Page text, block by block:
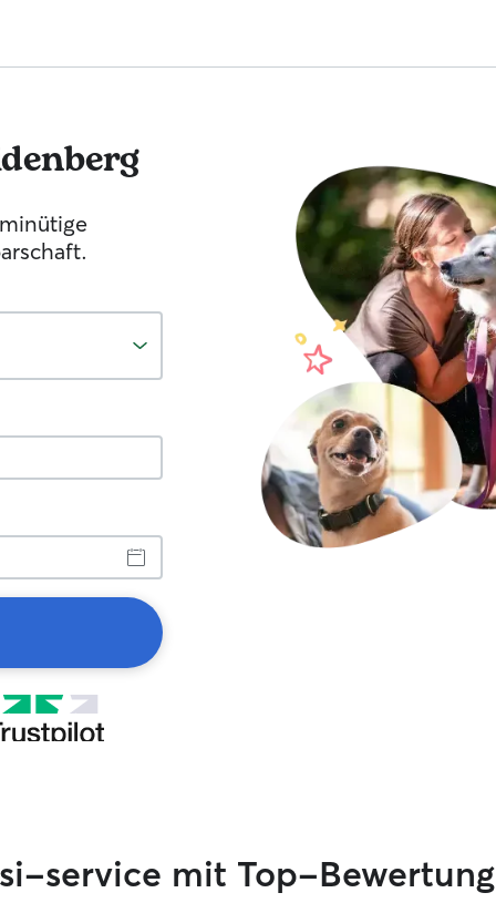
service mit Top-